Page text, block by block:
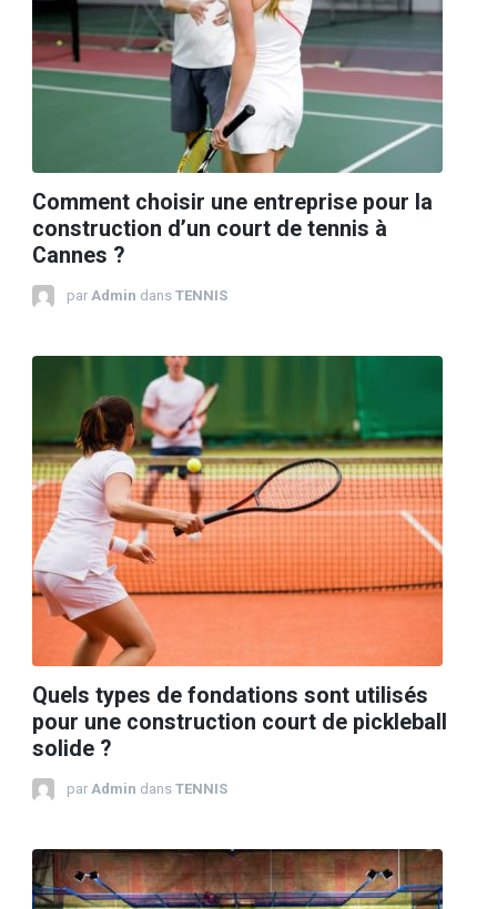
Comment choisir une entreprise pour la
construction d’un court de tennis à
Cannes ?
par Admin dans TENNIS
Quels types de fondations sont utilisés
pour une construction court de pickleball
solide ?
par Admin dans TENNIS